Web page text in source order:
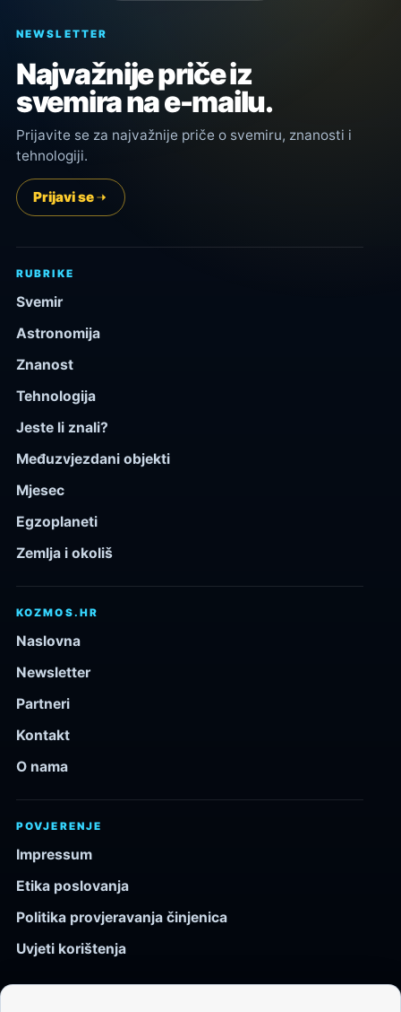
NEWSLETTER
Najvažnije priče iz
svemira na e-mailu.
Prijavite se za najvažnije priče o svemiru, znanosti i
tehnologiji.
Prijavi se
RUBRIKE
Svemir
Astronomija
Znanost
Tehnologija
Jeste li znali?
Međuzvjezdani objekti
Mjesec
Egzoplaneti
Zemlja i okoliš
KOZMOS.HR
Naslovna
Newsletter
Partneri
Kontakt
O nama
POVJERENJE
Impressum
Etika poslovanja
Politika provjeravanja činjenica
Uvjeti korištenja